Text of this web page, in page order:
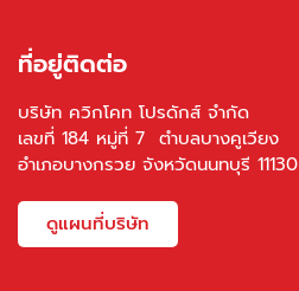
ที่อยู่ติดต่อ
บริษัท ควิกโคท โปรดักส์ จำกัด
เลขที่ 184 หมู่ที่ 7 ตำบลบางคูเวียง
อำเภอบางกรวย จังหวัดนนทบุรี 11130
ดูแผนที่บริษัท